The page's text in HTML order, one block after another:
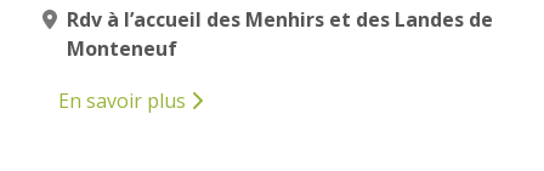
Rdv à l’accueil des Menhirs et des Landes de
Monteneuf
En savoir plus